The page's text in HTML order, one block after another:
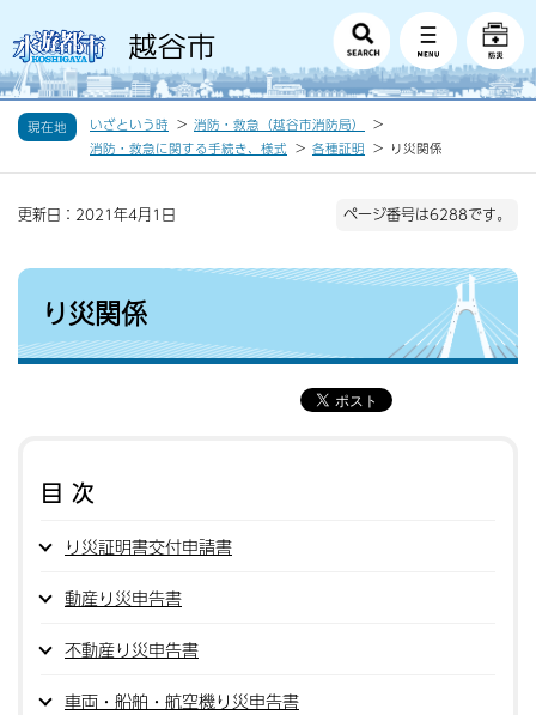
現在地 いざという時
消防・救急（越谷市消防局）
消防・救急に関する手続き、様式
各種証明 り災関係
更新日：2021年4月1日 ページ番号は6288です。
り災関係
目次
り災証明書交付申請書
動産り災申告書
不動産り災申告書
車両・船舶・航空機り災申告書